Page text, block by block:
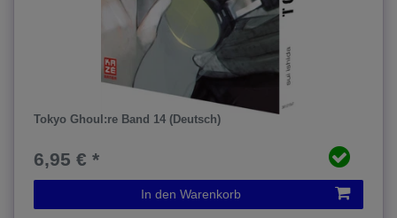
Tokyo Ghoul:re Band 14 (Deutsch)
6,95 € *
In den Warenkorb